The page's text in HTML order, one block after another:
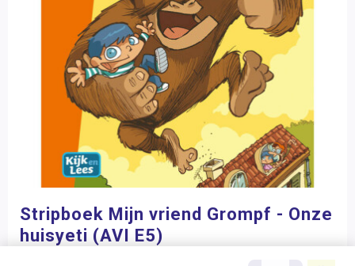
Stripboek Mijn vriend Grompf - Onze
huisyeti (AVI E5)